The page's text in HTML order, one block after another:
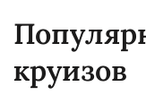
круизов